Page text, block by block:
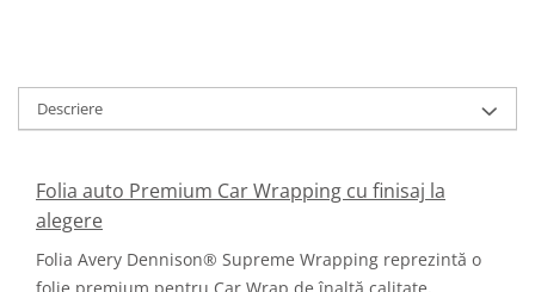
Descriere
Folia auto Premium Car Wrapping cu finisaj la
alegere
Folia Avery Dennison® Supreme Wrapping reprezintă o
folie premium pentru Car Wrap de înaltă calitate,